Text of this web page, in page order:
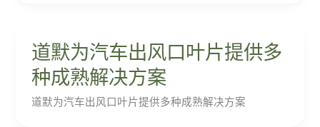
道默为汽车出风口叶片提供多
种成熟解决方案
道默为汽车出风口叶片提供多种成熟解决方案